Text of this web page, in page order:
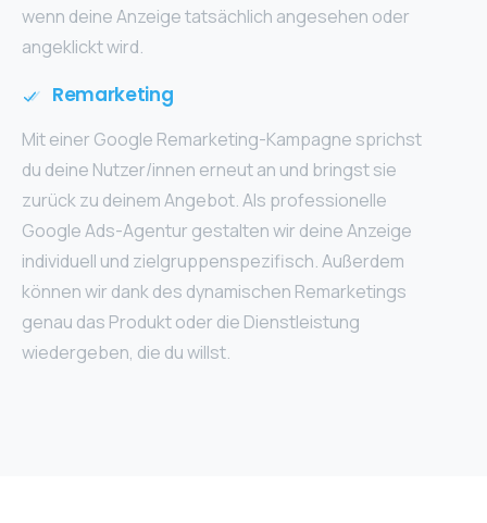
wenn deine Anzeige tatsächlich angesehen oder
angeklickt wird.
Remarketing
Mit einer Google Remarketing-Kampagne sprichst
du deine Nutzer/innen erneut an und bringst sie
zurück zu deinem Angebot. Als professionelle
Google Ads-Agentur gestalten wir deine Anzeige
individuell und zielgruppenspezifisch. Außerdem
können wir dank des dynamischen Remarketings
genau das Produkt oder die Dienstleistung
wiedergeben, die du willst.